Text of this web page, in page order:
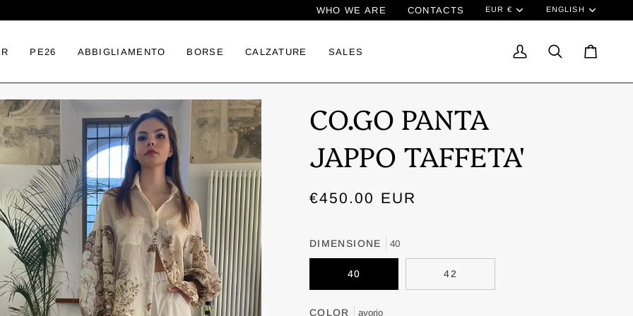
WHO WE ARE CONTACTS EUR € ENGLISH
PE26 ABBIGLIAMENTO BORSE CALZATURE SALES
My
Search Cart
CO.GO PANTA
JAPPO TAFFETA'
€450.00 EUR
DIMENSIONE 40
40 42
COLOR avorio